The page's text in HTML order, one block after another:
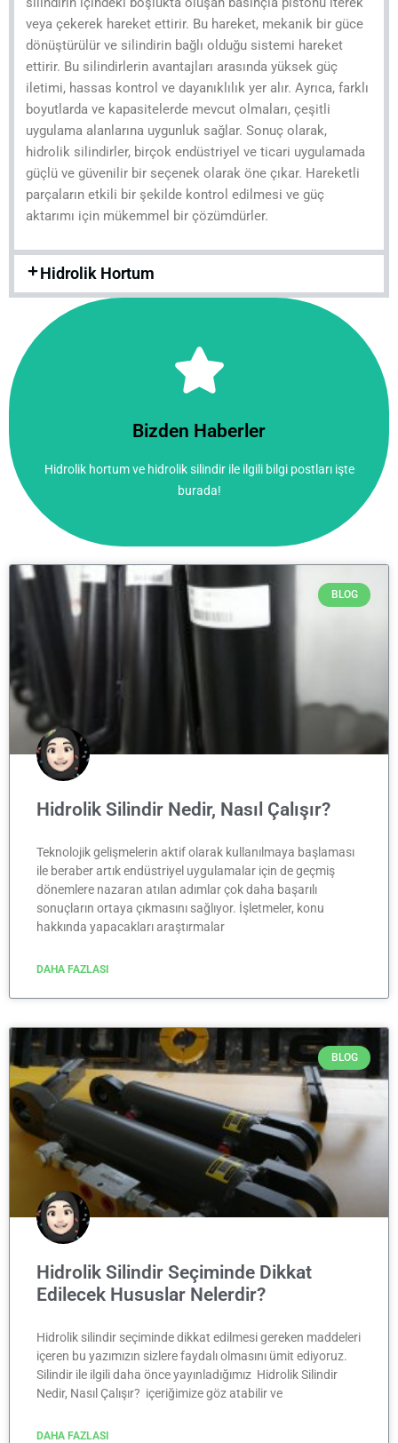
veya çekerek hareket ettirir. Bu hareket, mekanik bir güce
dönüştürülür ve silindirin bağlı olduğu sistemi hareket
ettirir. Bu silindirlerin avantajları arasında yüksek güç
iletimi, hassas kontrol ve dayanıklılık yer alır. Ayrıca, farklı
boyutlarda ve kapasitelerde mevcut olmaları, çeşitli
uygulama alanlarına uygunluk sağlar. Sonuç olarak,
hidrolik silindirler, birçok endüstriyel ve ticari uygulamada
güçlü ve güvenilir bir seçenek olarak öne çıkar. Hareketli
parçaların etkili bir şekilde kontrol edilmesi ve güç
aktarımı için mükemmel bir çözümdürler.
Hidrolik Hortum
Bizden Haberler
Hidrolik hortum ve hidrolik silindir ile ilgili bilgi postları işte
burada!
Bizden Haberler
burada!
Tıkla!
BLOG
Hidrolik Silindir Nedir, Nasıl Çalışır?
Teknolojik gelişmelerin aktif olarak kullanılmaya başlaması
ile beraber artık endüstriyel uygulamalar için de geçmiş
dönemlere nazaran atılan adımlar çok daha başarılı
sonuçların ortaya çıkmasını sağlıyor. İşletmeler, konu
hakkında yapacakları araştırmalar
DAHA FAZLASI
BLOG
Hidrolik Silindir Seçiminde Dikkat
Edilecek Hususlar Nelerdir?
Hidrolik silindir seçiminde dikkat edilmesi gereken maddeleri
içeren bu yazımızın sizlere faydalı olmasını ümit ediyoruz.
Silindir ile ilgili daha önce yayınladığımız Hidrolik Silindir
Nedir, Nasıl Çalışır? içeriğimize göz atabilir ve
DAHA FAZLASI